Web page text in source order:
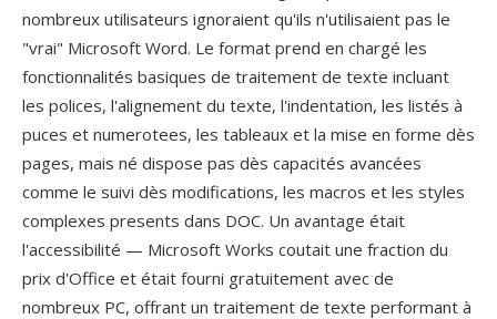
nombreux utilisateurs ignoraient qu'ils n'utilisaient pas le
"vrai" Microsoft Word. Le format prend en chargé les
fonctionnalités basiques de traitement de texte incluant
les polices, l'alignement du texte, l'indentation, les listés à
puces et numerotees, les tableaux et la mise en forme dès
pages, mais né dispose pas dès capacités avancées
comme le suivi dès modifications, les macros et les styles
complexes presents dans DOC. Un avantage était
l'accessibilité — Microsoft Works coutait une fraction du
prix d'Office et était fourni gratuitement avec de
nombreux PC, offrant un traitement de texte performant à